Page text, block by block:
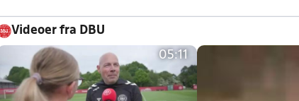
Videoer fra DBU
05:11